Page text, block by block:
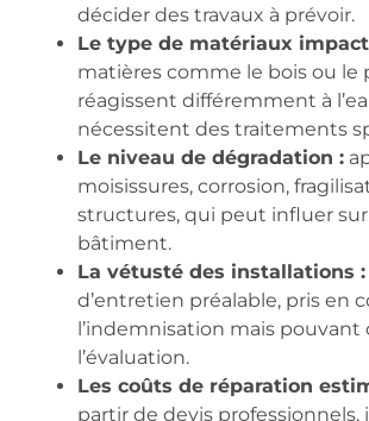
décider des travaux à prévoir.
Le type de matériaux
matières comme le bois ou le
réagissent différemment à
nécessitent des traitements
Le niveau de dégradation :
moisissures, corrosion,
structures, qui peut influer
bâtiment.
La vétusté des installations :
d’entretien préalable, pris en
l’indemnisation mais
l’évaluation.
Les coûts de réparation
partir de devis professionnels,